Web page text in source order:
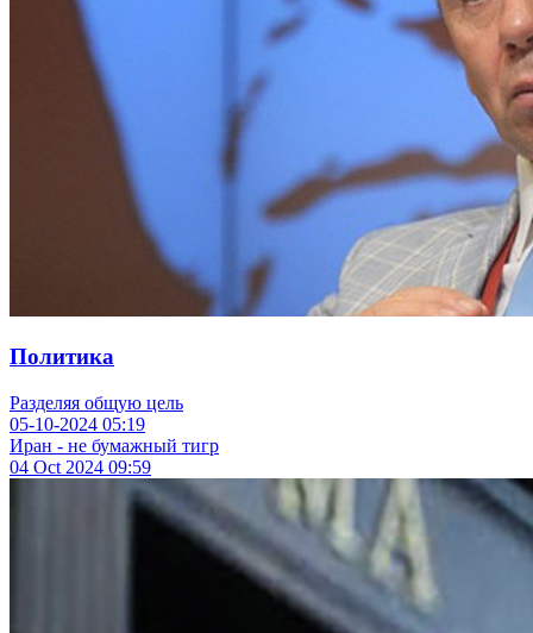
Политика
Разделяя общую цель
05-10-2024 05:19
Иран - не бумажный тигр
04 Oct 2024 09:59